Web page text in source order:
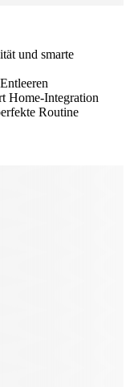
und smarte
Home-Integration
Routine